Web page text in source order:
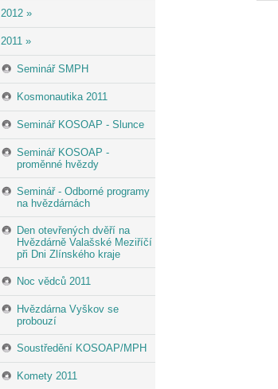
2012 »
2011 »
Seminář SMPH
Kosmonautika 2011
Seminář KOSOAP - Slunce
Seminář KOSOAP -
proměnné hvězdy
Seminář - Odborné programy
na hvězdárnách
Den otevřených dvěří na
Hvězdárně Valašské Meziříčí
při Dni Zlínského kraje
Noc vědců 2011
Hvězdárna Vyškov se
probouzí
Soustředění KOSOAP/MPH
Komety 2011